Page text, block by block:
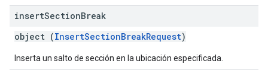
insertSectionBreak
object (InsertSectionBreakRequest)
Inserta un salto de sección en la ubicación especificada.